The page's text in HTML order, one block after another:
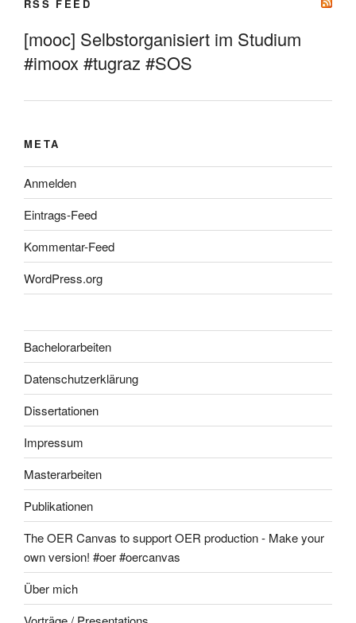
RSS FEED
[mooc] Selbstorganisiert im Studium
#imoox #tugraz #SOS
META
Anmelden
Eintrags-Feed
Kommentar-Feed
WordPress.org
Bachelorarbeiten
Datenschutzerklärung
Dissertationen
Impressum
Masterarbeiten
Publikationen
The OER Canvas to support OER production - Make your
own version! #oer #oercanvas
Über mich